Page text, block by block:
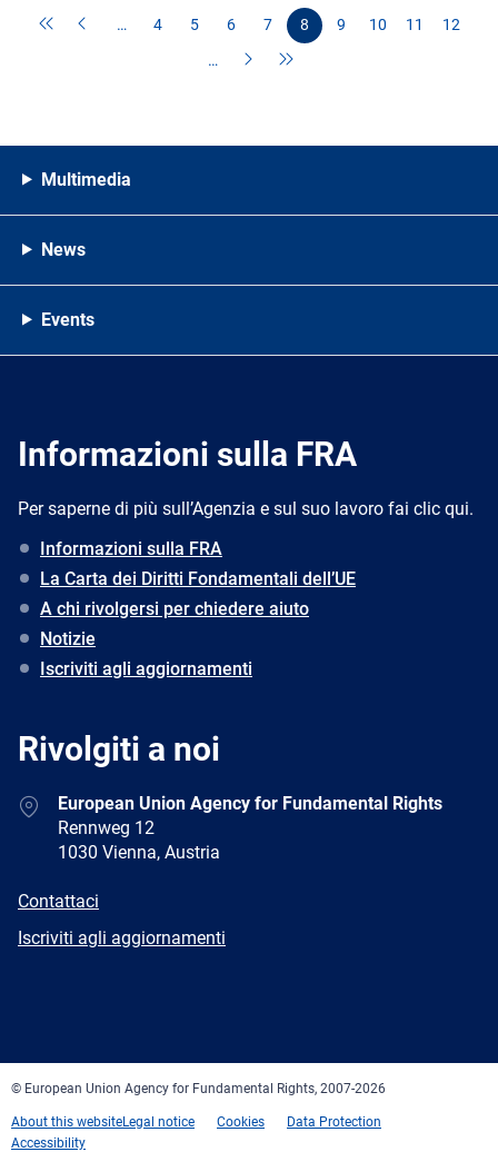
… 4 5 6 7 8 9 10 11
12
…
Multimedia
News
Events
Informazioni sulla FRA
Per saperne di più sull’Agenzia e sul suo lavoro fai clic qui.
Informazioni sulla FRA
La Carta dei Diritti Fondamentali dell’UE
A chi rivolgersi per chiedere aiuto
Notizie
Iscriviti agli aggiornamenti
Rivolgiti a noi
AddressEuropean Union Agency for Fundamental Rights
Rennweg 12
1030 Vienna, Austria
E-
Contattaci
Newsletter
Iscriviti agli aggiornamenti
© European Union Agency for Fundamental Rights, 2007-2026
About this websiteLegal notice Cookies
Data Protection
Accessibility